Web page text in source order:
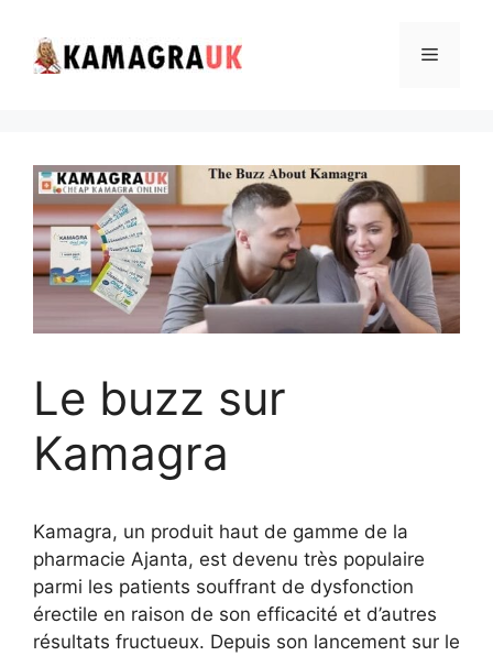
content
Menu
Le buzz sur
Kamagra
Kamagra, un produit haut de gamme de la
pharmacie Ajanta, est devenu très populaire
parmi les patients souffrant de dysfonction
érectile en raison de son efficacité et d’autres
résultats fructueux. Depuis son lancement sur le